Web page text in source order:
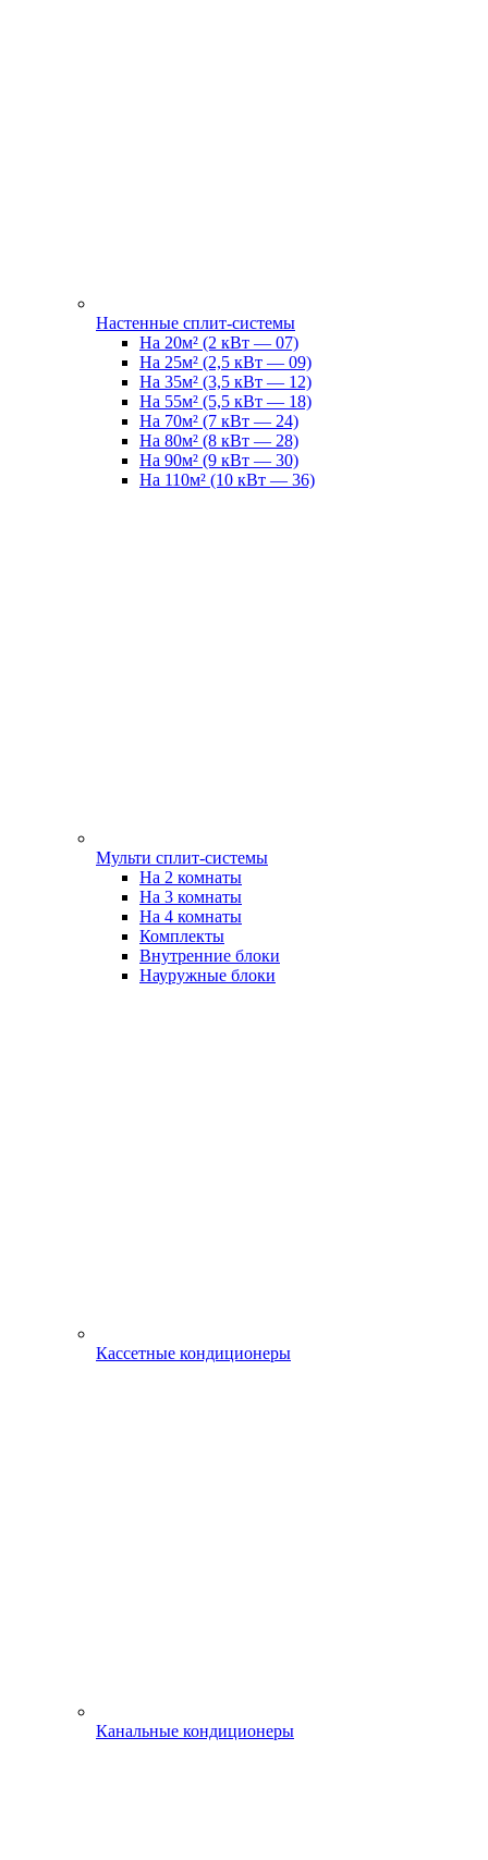
Настенные сплит-системы
На 20м² (2 кВт — 07)
На 25м² (2,5 кВт — 09)
На 35м² (3,5 кВт — 12)
На 55м² (5,5 кВт — 18)
На 70м² (7 кВт — 24)
На 80м² (8 кВт — 28)
На 90м² (9 кВт — 30)
На 110м² (10 кВт — 36)
Мульти сплит-системы
На 2 комнаты
На 3 комнаты
На 4 комнаты
Комплекты
Внутренние блоки
Науружные блоки
Кассетные кондиционеры
Канальные кондиционеры